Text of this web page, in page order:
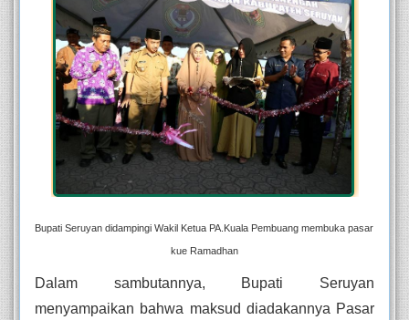
Bupati Seruyan didampingi Wakil Ketua PA.Kuala Pembuang membuka pasar
kue Ramadhan
Dalam sambutannya, Bupati Seruyan
menyampaikan bahwa maksud diadakannya Pasar